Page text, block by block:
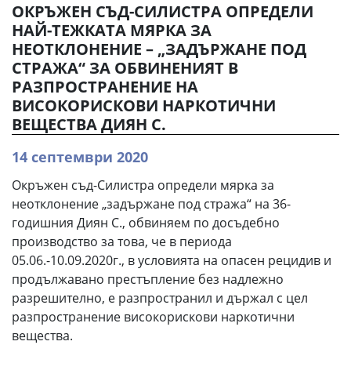
ОКРЪЖЕН СЪД-СИЛИСТРА ОПРЕДЕЛИ
НАЙ-ТЕЖКАТА МЯРКА ЗА
НЕОТКЛОНЕНИЕ – „ЗАДЪРЖАНЕ ПОД
СТРАЖА“ ЗА ОБВИНЕНИЯТ В
РАЗПРОСТРАНЕНИЕ НА
ВИСОКОРИСКОВИ НАРКОТИЧНИ
ВЕЩЕСТВА ДИЯН С.
14 септември 2020
Окръжен съд-Силистра определи мярка за
неотклонение „задържане под стража“ на 36-
годишния Диян С., обвиняем по досъдебно
производство за това, че в периода
05.06.-10.09.2020г., в условията на опасен рецидив и
продължавано престъпление без надлежно
разрешително, е разпространил и държал с цел
разпространение високорискови наркотични
вещества.